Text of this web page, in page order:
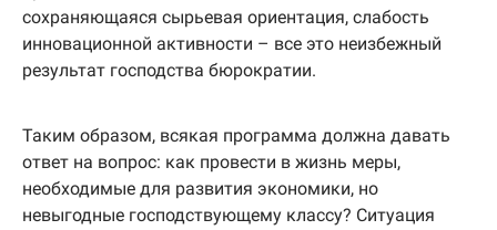
сохраняющаяся сырьевая ориентация, слабость
инновационной активности – все это неизбежный
результат господства бюрократии.
Таким образом, всякая программа должна давать
ответ на вопрос: как провести в жизнь меры,
необходимые для развития экономики, но
невыгодные господствующему классу? Ситуация